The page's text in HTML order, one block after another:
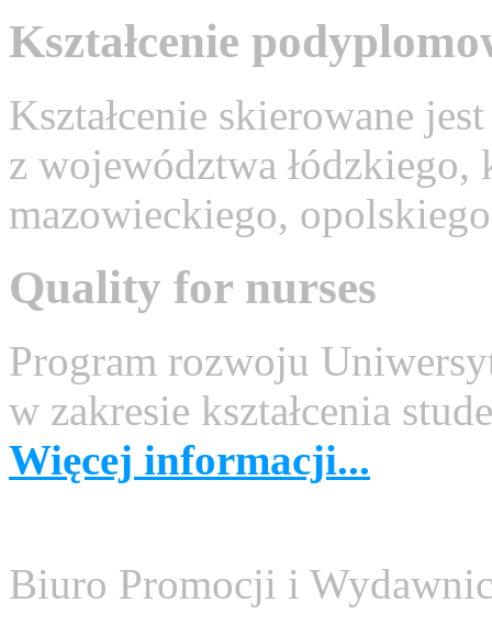
Kształcenie
Kształcenie skierowane
z województwa
mazowieckiego,
Quality for nurses
Program rozwoju
w zakresie kształcenia
Więcej informacji...
Biuro Promocji i